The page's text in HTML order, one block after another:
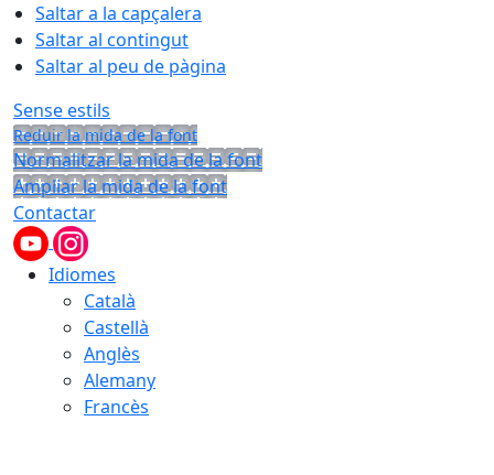
Saltar a la capçalera
Saltar al contingut
Saltar al peu de pàgina
Sense estils
Reduir la mida de la font
Normalitzar la mida de la font
Ampliar la mida de la font
Contactar
Idiomes
Català
Castellà
Anglès
Alemany
Francès